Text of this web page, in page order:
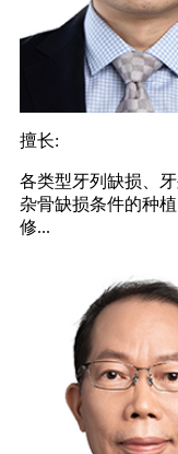
擅长:
各类型牙列缺损、
杂骨缺损条件的种
修...